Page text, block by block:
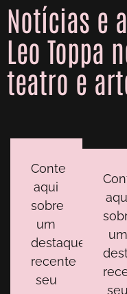
Notícias e
Leo Toppa
teatro e
Conte
aqui
sobre
um
destaque
recente
seu
um
seu